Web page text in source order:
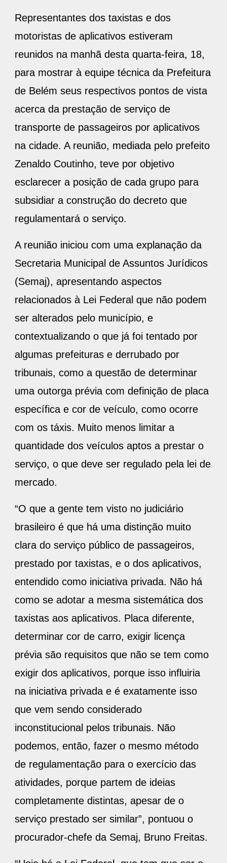
Representantes dos taxistas e dos
motoristas de aplicativos estiveram
reunidos na manhã desta quarta-feira, 18,
para mostrar à equipe técnica da Prefeitura
de Belém seus respectivos pontos de vista
acerca da prestação de serviço de
transporte de passageiros por aplicativos
na cidade. A reunião, mediada pelo prefeito
Zenaldo Coutinho, teve por objetivo
esclarecer a posição de cada grupo para
subsidiar a construção do decreto que
regulamentará o serviço.
A reunião iniciou com uma explanação da
Secretaria Municipal de Assuntos Jurídicos
(Semaj), apresentando aspectos
relacionados à Lei Federal que não podem
ser alterados pelo município, e
contextualizando o que já foi tentado por
algumas prefeituras e derrubado por
tribunais, como a questão de determinar
uma outorga prévia com definição de placa
específica e cor de veículo, como ocorre
com os táxis. Muito menos limitar a
quantidade dos veículos aptos a prestar o
serviço, o que deve ser regulado pela lei de
mercado.
“O que a gente tem visto no judiciário
brasileiro é que há uma distinção muito
clara do serviço público de passageiros,
prestado por taxistas, e o dos aplicativos,
entendido como iniciativa privada. Não há
como se adotar a mesma sistemática dos
taxistas aos aplicativos. Placa diferente,
determinar cor de carro, exigir licença
prévia são requisitos que não se tem como
exigir dos aplicativos, porque isso influiria
na iniciativa privada e é exatamente isso
que vem sendo considerado
inconstitucional pelos tribunais. Não
podemos, então, fazer o mesmo método
de regulamentação para o exercício das
atividades, porque partem de ideias
completamente distintas, apesar de o
serviço prestado ser similar”, pontuou o
procurador-chefe da Semaj, Bruno Freitas.